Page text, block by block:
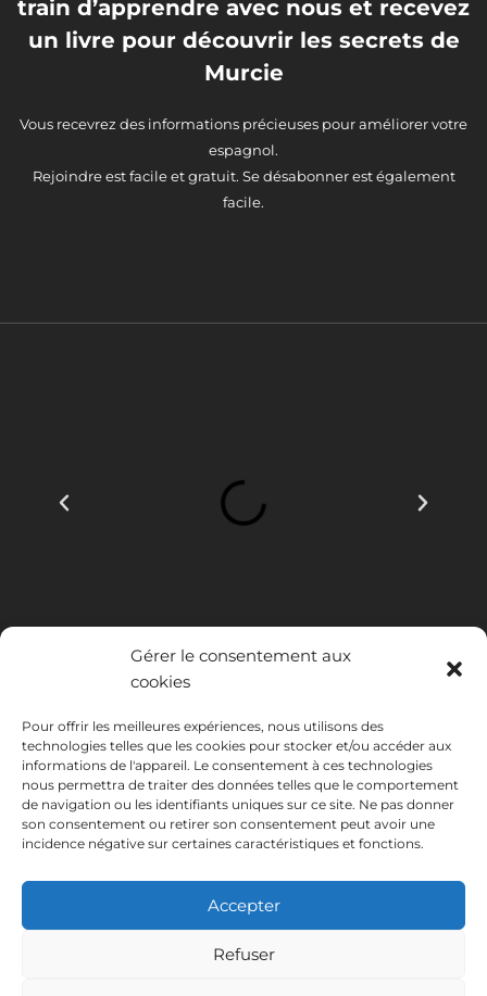
Gérer le consentement aux
cookies
Pour offrir les meilleures expériences, nous utilisons des
technologies telles que les cookies pour stocker et/ou accéder aux
informations de l'appareil. Le consentement à ces technologies
nous permettra de traiter des données telles que le comportement
de navigation ou les identifiants uniques sur ce site. Ne pas donner
son consentement ou retirer son consentement peut avoir une
incidence négative sur certaines caractéristiques et fonctions.
Accepter
Refuser
train d’apprendre avec nous et recevez
un livre pour découvrir les secrets de
Murcie
Vous recevrez des informations précieuses pour améliorer votre
espagnol.
Rejoindre est facile et gratuit. Se désabonner est également
facile.
INSTITUTO HISPANICO DE MURCIA, SOCIEDAD LIMITADA a été
bénéficiaire du Fonds européen de développement régional dont
l'objectif est de développer l'utilisation et la qualité des technologies
de l'information et de la communication et leur accessibilité, et grâce
auquel elle a mis en place les solutions suivantes : présence en ligne à
cette fin, elle a été soutenue par le programme TIC Cámaras, par
Cámara de Murcie.